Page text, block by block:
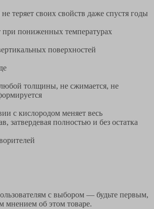
теряет своих свойств даже спустя годы
при пониженных температурах
поверхностей
толщины, не сжимается, не
с кислородом меняет весь
затвердевая полностью и без остатка
с выбором — будьте первым,
мнением об этом товаре.